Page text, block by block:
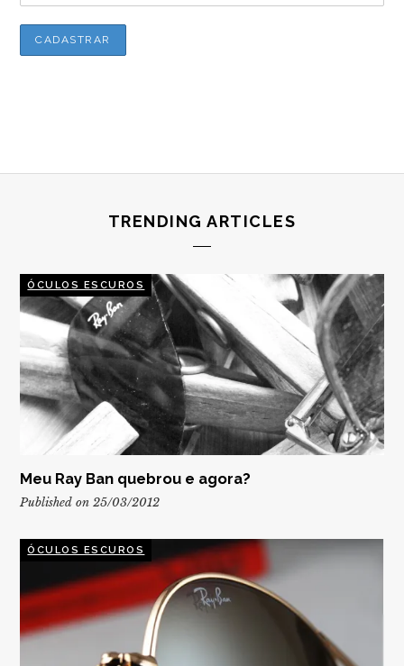
TRENDING ARTICLES
ÓCULOS ESCUROS
Meu Ray Ban quebrou e agora?
Published on 25/03/2012
ÓCULOS ESCUROS